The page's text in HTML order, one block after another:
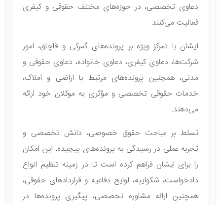
دعاوی تخصصی، در حوزه‌های مختلف حقوقی و کیفری
فعالیت می‌کنند.
ایشان با تمرکز ویژه بر پرونده‌های گمرکی و قاچاق، امور
شرکت‌ها، دعاوی کیفری، دعاوی خانواده، دعاوی حقوقی و
مدنی، همچنین پرونده‌های مرتبط با اراضی و املاک،
خدمات حقوقی تخصصی و مؤثری به موکلان خود ارائه
می‌دهند.
تسلط بر مباحث حقوق خصوصی، دانش تخصصی و
تجربه عملی در رسیدگی به پرونده‌های پیچیده، این امکان
را برای ایشان فراهم کرده است تا در زمینه تنظیم انواع
دادخواست، شکواییه، لوایح دفاعیه و قراردادهای حقوقی،
همچنین ارائه مشاوره تخصصی، پیگیری پرونده‌ها در